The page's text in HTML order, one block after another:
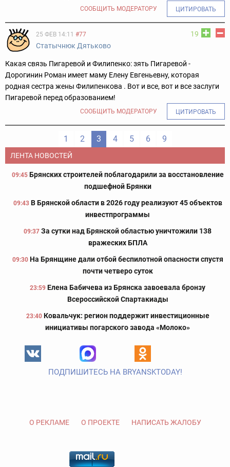
СООБЩИТЬ МОДЕРАТОРУ ЦИТИРОВАТЬ
19
25 ФЕВ 14:11 #77
Статычнюк Дятьково
Какая связь Пигаревой и Филипенко: зять Пигаревой -
Дорогинин Роман имеет маму Елену Евгеньевну, которая
родная сестра жены Филипенкова . Вот и все, вот и все заслуги
Пигаревой перед образованием!
СООБЩИТЬ МОДЕРАТОРУ ЦИТИРОВАТЬ
1 2 3 4 5 6 9
ЛЕНТА НОВОСТЕЙ
09:45 Брянских строителей поблагодарили за восстановление
подшефной Брянки
09:43 В Брянской области в 2026 году реализуют 45 объектов
инвестпрограммы
09:37 За сутки над Брянской областью уничтожили 138
вражеских БПЛА
09:30 На Брянщине дали отбой беспилотной опасности спустя
почти четверо суток
23:59 Елена Бабичева из Брянска завоевала бронзу
Всероссийской Спартакиады
23:40 Ковальчук: регион поддержит инвестиционные
инициативы погарского завода «Молоко»
ПОДПИШИТЕСЬ НА BRYANSKTODAY!
О РЕКЛАМЕ О ПРОЕКТЕ НАПИСАТЬ ЖАЛОБУ